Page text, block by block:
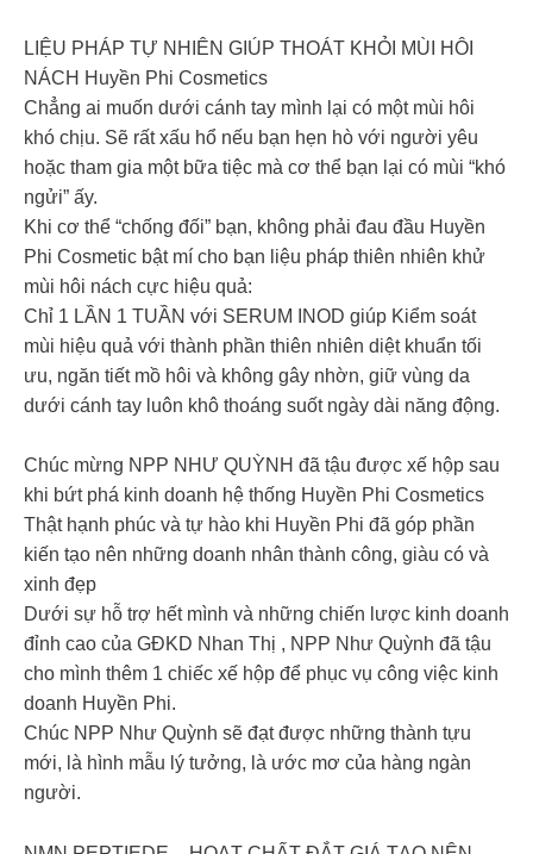
LIỆU PHÁP TỰ NHIÊN GIÚP THOÁT KHỎI MÙI HÔI
NÁCH Huyền Phi Cosmetics
Chẳng ai muốn dưới cánh tay mình lại có một mùi hôi
khó chịu. Sẽ rất xấu hổ nếu bạn hẹn hò với người yêu
hoặc tham gia một bữa tiệc mà cơ thể bạn lại có mùi “khó
ngửi” ấy.
Khi cơ thể “chống đối” bạn, không phải đau đầu Huyền
Phi Cosmetic bật mí cho bạn liệu pháp thiên nhiên khử
mùi hôi nách cực hiệu quả:
Chỉ 1 LẦN 1 TUẦN với SERUM INOD giúp Kiểm soát
mùi hiệu quả với thành phần thiên nhiên diệt khuẩn tối
ưu, ngăn tiết mồ hôi và không gây nhờn, giữ vùng da
dưới cánh tay luôn khô thoáng suốt ngày dài năng động.
Chúc mừng NPP NHƯ QUỲNH đã tậu được xế hộp sau
khi bứt phá kinh doanh hệ thống Huyền Phi Cosmetics
Thật hạnh phúc và tự hào khi Huyền Phi đã góp phần
kiến tạo nên những doanh nhân thành công, giàu có và
xinh đẹp
Dưới sự hỗ trợ hết mình và những chiến lược kinh doanh
đỉnh cao của GĐKD Nhan Thị , NPP Như Quỳnh đã tậu
cho mình thêm 1 chiếc xế hộp để phục vụ công việc kinh
doanh Huyền Phi.
Chúc NPP Như Quỳnh sẽ đạt được những thành tựu
mới, là hình mẫu lý tưởng, là ước mơ của hàng ngàn
người.